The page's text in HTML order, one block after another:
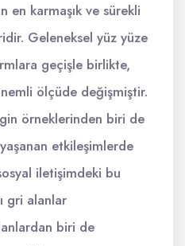
en karmaşık ve sürekli
Geleneksel yüz yüze
geçişle birlikte,
ölçüde değişmiştir.
örneklerinden biri de
etkileşimlerde
iletişimdeki bu
gri alanlar
biri de